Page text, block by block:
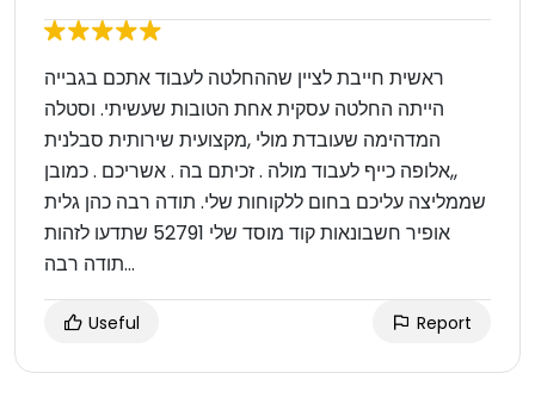
ראשית חייבת לציין שההחלטה לעבוד אתכם בגבייה
הייתה החלטה עסקית אחת הטובות שעשיתי. וסטלה
המדהימה שעובדת מולי ,מקצועית שירותית סבלנית
,,אלופה כייף לעבוד מולה . זכיתם בה . אשריכם . כמובן
שממליצה עליכם בחום ללקוחות שלי. תודה רבה כהן גלית
אופיר חשבונאות קוד מוסד שלי 52791 שתדעו לזהות
...תודה רבה
Useful Report